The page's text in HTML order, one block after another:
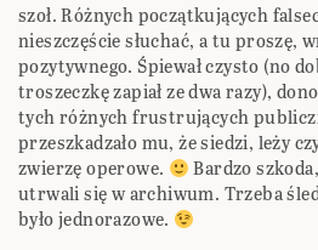
szoł. Różnych początkujących
nieszczęście słuchać, a tu proszę,
pozytywnego. Śpiewał czysto (no
troszeczkę zapiał ze dwa razy),
tych różnych frustrujących
przeszkadzało mu, że siedzi, leży
zwierzę operowe.
Bardzo
utrwali się w archiwum. Trzeba
było jednorazowe.